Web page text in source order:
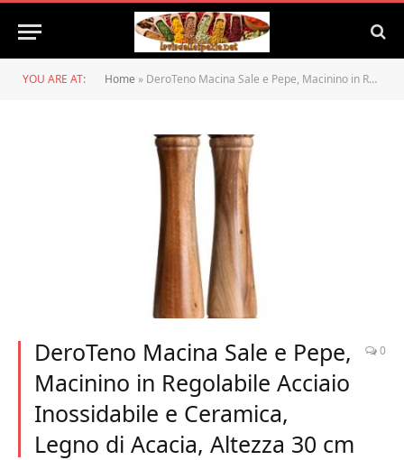
YOU ARE AT: Home » DeroTeno Macina Sale e Pepe, Macinino in Regolabile Acciaio Inossidabile e Ceramica, Legno di Acacia, Altezza 30 cm
DeroTeno Macina Sale e Pepe,
Macinino in Regolabile Acciaio
Inossidabile e Ceramica,
Legno di Acacia, Altezza 30 cm
0